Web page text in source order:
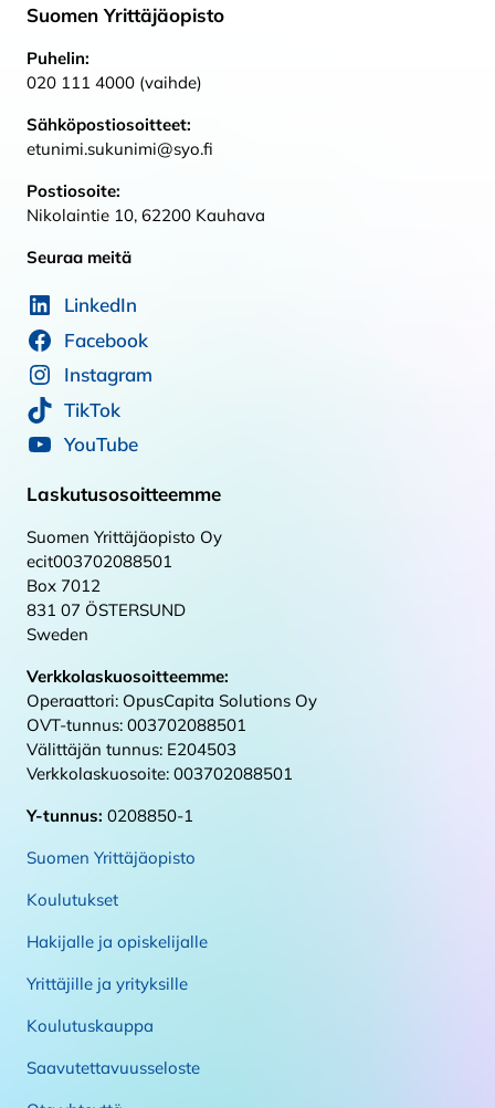
Suomen Yrittäjäopisto
Puhelin:
020 111 4000 (vaihde)
Sähköpostiosoitteet:
etunimi.sukunimi@syo.fi
Postiosoite:
Nikolaintie 10, 62200 Kauhava
Seuraa meitä
LinkedIn
Facebook
Instagram
TikTok
YouTube
Laskutusosoitteemme
Suomen Yrittäjäopisto Oy
ecit003702088501
Box 7012
831 07 ÖSTERSUND
Sweden
Verkkolaskuosoitteemme:
Operaattori: OpusCapita Solutions Oy
OVT-tunnus: 003702088501
Välittäjän tunnus: E204503
Verkkolaskuosoite: 003702088501
Y-tunnus: 0208850-1
Suomen Yrittäjäopisto
Koulutukset
Hakijalle ja opiskelijalle
Yrittäjille ja yrityksille
Koulutuskauppa
Saavutettavuusseloste